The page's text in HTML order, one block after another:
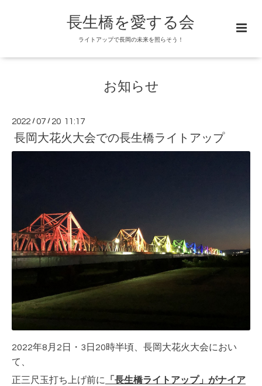
長生橋を愛する会
ライトアップで長岡の未来を照らそう！
お知らせ
2022 /07 / 20 11:17
長岡大花火大会での長生橋ライトアップ
2022年8月2日・3日20時半頃、長岡大花火大会におい
て、
正三尺玉打ち上げ前に 「長生橋ライトアップ」がナイア